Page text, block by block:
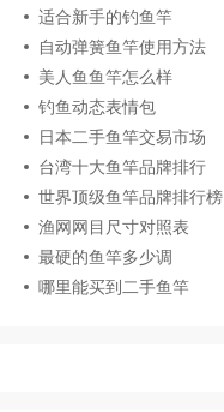
适合新手的钓鱼竿
自动弹簧鱼竿使用方法
美人鱼鱼竿怎么样
钓鱼动态表情包
日本二手鱼竿交易市场
台湾十大鱼竿品牌排行
世界顶级鱼竿品牌排行榜
渔网网目尺寸对照表
最硬的鱼竿多少调
哪里能买到二手鱼竿